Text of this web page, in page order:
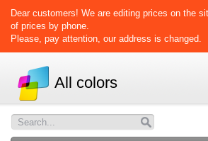
Dear customers! We are editing prices on the
of prices by phone.
Please, pay attention, our address is changed.
All colors